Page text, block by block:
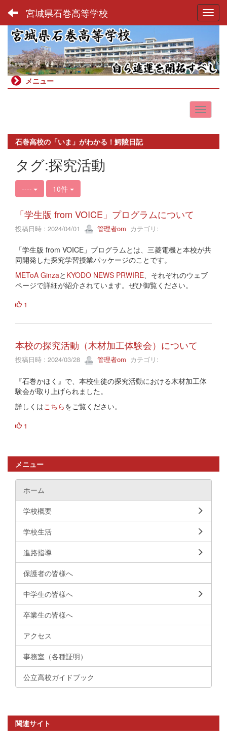
宮城県石巻高等学校
メニュー
石巻高校の「いま」がわかる！鰐陵日記
タグ:探究活動
---- 10件
「学生版 from VOICE」プログラムについて
投稿日時 : 2024/04/01 管理者om カテゴリ:
「学生版 from VOICE」プログラムとは、三菱電機と本校が共
同開発した探究学習授業パッケージのことです。
METoA Ginzaと KYODO NEWS PRWIRE、それぞれのウェブ
ページで詳細が紹介されています。ぜひ御覧ください。
1
本校の探究活動（木材加工体験会）について
投稿日時 : 2024/03/28 管理者om カテゴリ:
『石巻かほく』で、本校生徒の探究活動における木材加工体
験会が取り上げられました。
詳しくはこちらをご覧ください。
1
メニュー
ホーム
学校概要
学校生活
進路指導
保護者の皆様へ
中学生の皆様へ
卒業生の皆様へ
アクセス
事務室（各種証明）
公立高校ガイドブック
関連サイト